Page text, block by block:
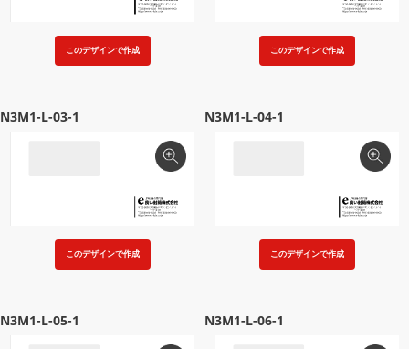
このデザインで作成 このデザインで作成
N3M1-L-03-1
このデザインで作成
N3M1-L-04-1
このデザインで作成
N3M1-L-05-1 N3M1-L-06-1